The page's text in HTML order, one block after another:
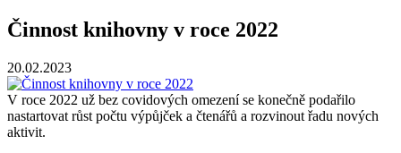
Činnost knihovny v roce 2022
20.02.2023
V roce 2022 už bez covidových omezení se konečně podařilo
nastartovat růst počtu výpůjček a čtenářů a rozvinout řadu nových
aktivit.